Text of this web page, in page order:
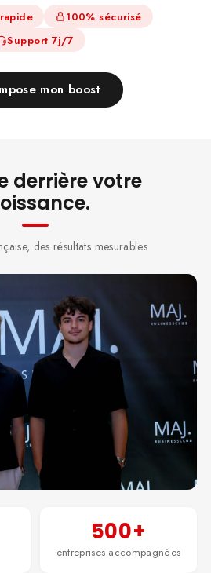
100% sécurisé
Support 7j/7
mon boost
derrière votre
des résultats mesurables
500+
entreprises accompagnées